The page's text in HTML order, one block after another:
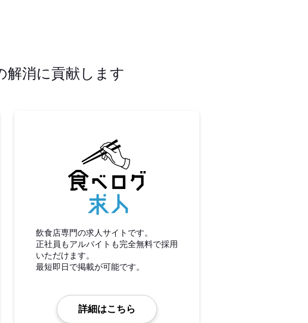
解消に貢献します
飲食店専門の求人サイトです。
正社員もアルバイトも完全無料で採用
いただけます。
最短即日で掲載が可能です。
詳細はこちら